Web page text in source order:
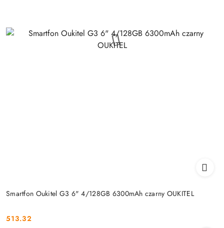
Smartfon Oukitel G3 6" 4/128GB 6300mAh czarny OUKITEL
Cena:
513.32